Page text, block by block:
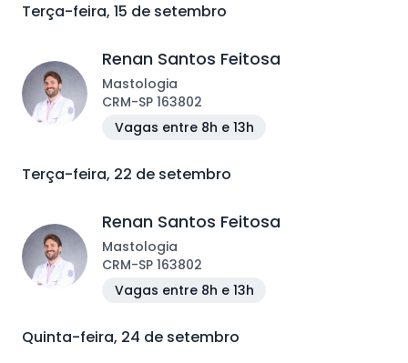
Terça-feira, 15 de setembro
Renan Santos Feitosa
Mastologia
CRM-SP 163802
Vagas entre 8h e 13h
Terça-feira, 22 de setembro
Renan Santos Feitosa
Mastologia
CRM-SP 163802
Vagas entre 8h e 13h
Quinta-feira, 24 de setembro